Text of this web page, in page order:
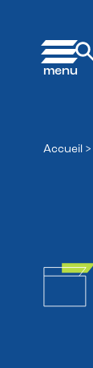
Accueil >